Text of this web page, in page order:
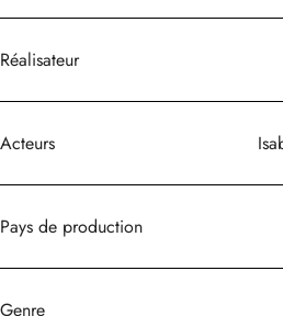
Réalisateur
Acteurs
Pays de production
Genre